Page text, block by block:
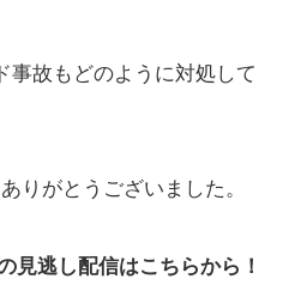
事故もどのように対処して
りがとうございました。
見逃し配信はこちらから！